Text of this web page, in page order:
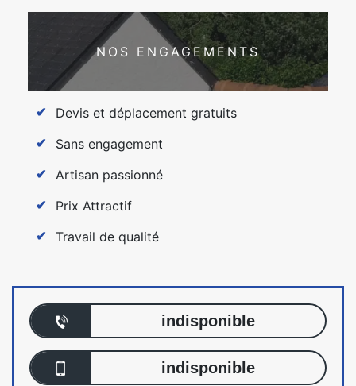
NOS ENGAGEMENTS
Devis et déplacement gratuits
Sans engagement
Artisan passionné
Prix Attractif
Travail de qualité
indisponible
indisponible